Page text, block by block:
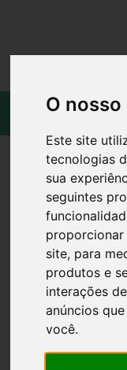
O
Este site
tecnologias
sua
seguintes
proporcionar
site, para
produtos e
interações
anúncios
você.